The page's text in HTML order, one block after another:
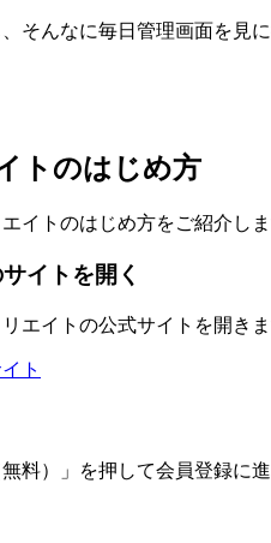
、そんなに毎日管理画面を見
トのはじめ方
イトのはじめ方をご紹介しま
イトを開く
エイトの公式サイトを開きま
ト
料）」を押して会員登録に進